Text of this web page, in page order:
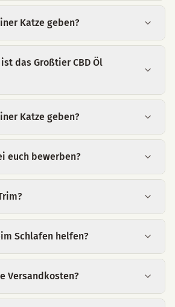
Katze geben?
das Großtier CBD Öl
Katze geben?
euch bewerben?
Schlafen helfen?
Versandkosten?